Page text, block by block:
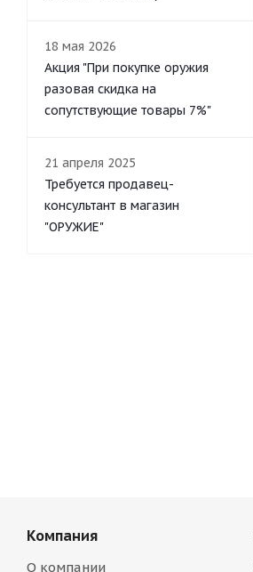
18 мая 2026
Акция "При покупке оружия
разовая скидка на
сопутствующие товары 7%"
21 апреля 2025
Требуется продавец-
консультант в магазин
"ОРУЖИЕ"
Компания
О компании